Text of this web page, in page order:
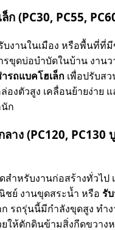
ก (PC30, PC55,
บงานในเมือง หรือพื้นที่ที่มี
รขุดบ่อบำบัดในบ้าน งาน
ารถแบคโฮเล็ก เพื่อปรับส
งตัวสูง เคลื่อนย้ายง่าย
ก
าง (PC120, PC130
ำหรับงานก่อสร้างทั่วไป
ชย์ งานขุดสระน้ำ หรือ รั
รถรุ่นนี้มีกำลังขุดสูง ทำง
ให้ตักดินข้ามสิ่งกีดขวาง